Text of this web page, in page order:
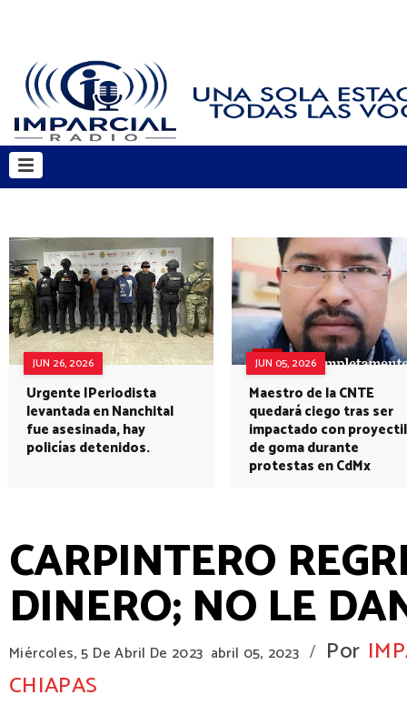
JUN 26, 2026
Urgente |Periodista
levantada en Nanchital
fue asesinada, hay
policías detenidos.
JUN 05, 2026
Maestro de la CNTE
quedará ciego tras ser
impactado con proyectil
de goma durante
protestas en CdMx
CARPINTERO
DINERO; NO LE
Miércoles, 5 De Abril De 2023 abril 05, 2023 / Por
CHIAPAS